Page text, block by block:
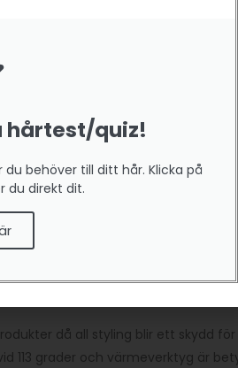
en massage som är fram och
2 gånger och tills det känns
hela strået står öppet. Det är
(beroende på längden hår)
kan också sköljas ur direkt.
Det är inget som kommer synas
tar platsen i stråna istället.
då all styling blir ett skydd
113 grader och värmeverktyg är
hårtest/quiz!
behöver till ditt hår. Klicka på
du direkt dit.